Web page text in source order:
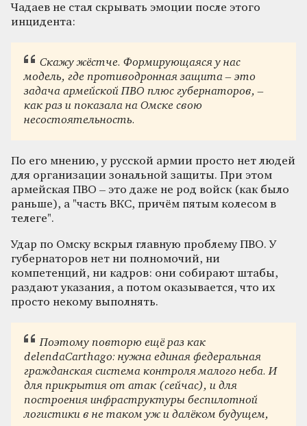
Чадаев не стал скрывать эмоции после этого
инцидента:
Скажу жёстче. Формирующаяся у нас
модель, где противодронная защита – это
задача армейской ПВО плюс губернаторов, –
как раз и показала на Омске свою
несостоятельность.
По его мнению, у русской армии просто нет людей
для организации зональной защиты. При этом
армейская ПВО – это даже не род войск (как было
раньше), а "часть ВКС, причём пятым колесом в
телеге".
Удар по Омску вскрыл главную проблему ПВО. У
губернаторов нет ни полномочий, ни
компетенций, ни кадров: они собирают штабы,
раздают указания, а потом оказывается, что их
просто некому выполнять.
Поэтому повторю ещё раз как
delendaCarthago: нужна единая федеральная
гражданская система контроля малого неба. И
для прикрытия от атак (сейчас), и для
построения инфраструктуры беспилотной
логистики в не таком уж и далёком будущем,